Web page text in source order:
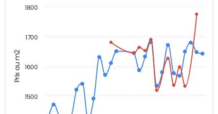
Prix au m2
1500
1600
1700
1800